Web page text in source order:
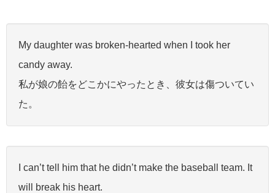
My daughter was broken-hearted when I took her
candy away.
私が娘の飴をどこかにやったとき、彼女は傷ついてい
た。
I can’t tell him that he didn’t make the baseball team. It
will break his heart.